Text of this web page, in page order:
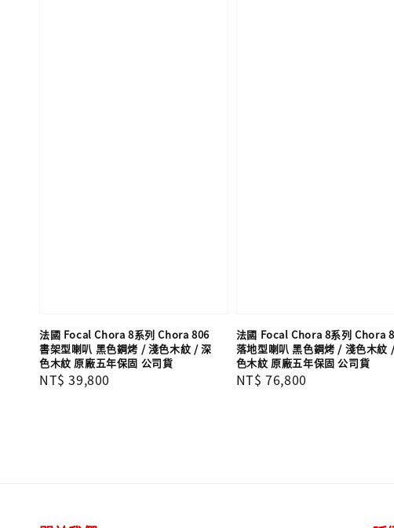
法國 Focal Chora 8系列 Chora 806
書架型喇叭 黑色鋼烤 / 淺色木紋 / 深
色木紋 原廠五年保固 公司貨
Regular
NT$ 39,800
法國 Focal Chora 8系列 Chora
落地型喇叭 黑色鋼烤 / 淺色木紋
色木紋 原廠五年保固 公司貨
Regular
NT$ 76,800